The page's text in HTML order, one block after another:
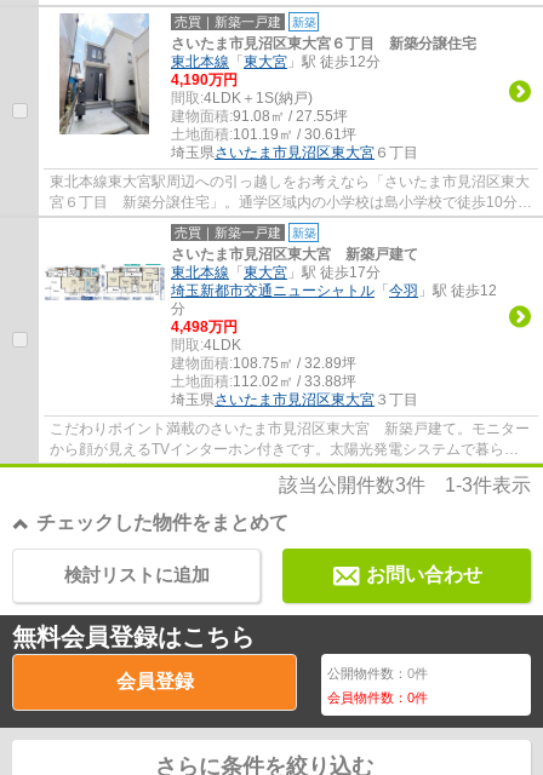
新築戸建て物件で始めてみませんか。来客が一...
売買｜新築一戸建 新築
さいたま市見沼区東大宮６丁目 新築分譲住宅
東北本線 「 東大宮 」駅 徒歩12分
4,190万円
間取:4LDK＋1S(納戸)
建物面積:91.08㎡ / 27.55坪
土地面積:101.19㎡ / 30.61坪
埼玉県さいたま市見沼区東大宮 ６丁目
東北本線東大宮駅周辺への引っ越しをお考えなら「さいたま市見沼区東大
宮６丁目 新築分譲住宅」。通学区域内の小学校は島小学校で徒歩10分で
す。仲介手数料ゼロと、初期費用軽減につ...
売買｜新築一戸建 新築
さいたま市見沼区東大宮 新築戸建て
東北本線 「 東大宮 」駅 徒歩17分
埼玉新都市交通ニューシャトル 「 今羽 」駅 徒歩12
分
4,498万円
間取:4LDK
建物面積:108.75㎡ / 32.89坪
土地面積:112.02㎡ / 33.88坪
埼玉県さいたま市見沼区東大宮 ３丁目
こだわりポイント満載のさいたま市見沼区東大宮 新築戸建て。モニター
から顔が見えるTVインターホン付きです。太陽光発電システムで暮らし
を豊かにして、地球にやさしい生活をしまし...
該当公開件数3件 1-3件表示
チェックした物件をまとめて
お問い合わせ
検討リストに追加
無料会員登録はこちら
会員登録 公開物件数：0件
会員物件数：0件
さらに条件を絞り込む